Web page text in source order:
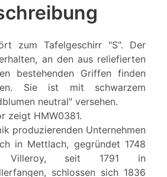
zum Tafelgeschirr "S". Der
an den aus reliefierten
bestehenden Griffen finden
Sie ist mit schwarzem
neutral" versehen.
zeigt HMW0381.
produzierenden Unternehmen
in Mettlach, gegründet 1748
Villeroy, seit 1791 in
schlossen sich 1836